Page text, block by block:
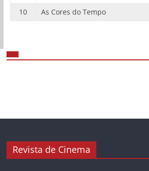
10
As Cores do Tempo
Revista de Cinema